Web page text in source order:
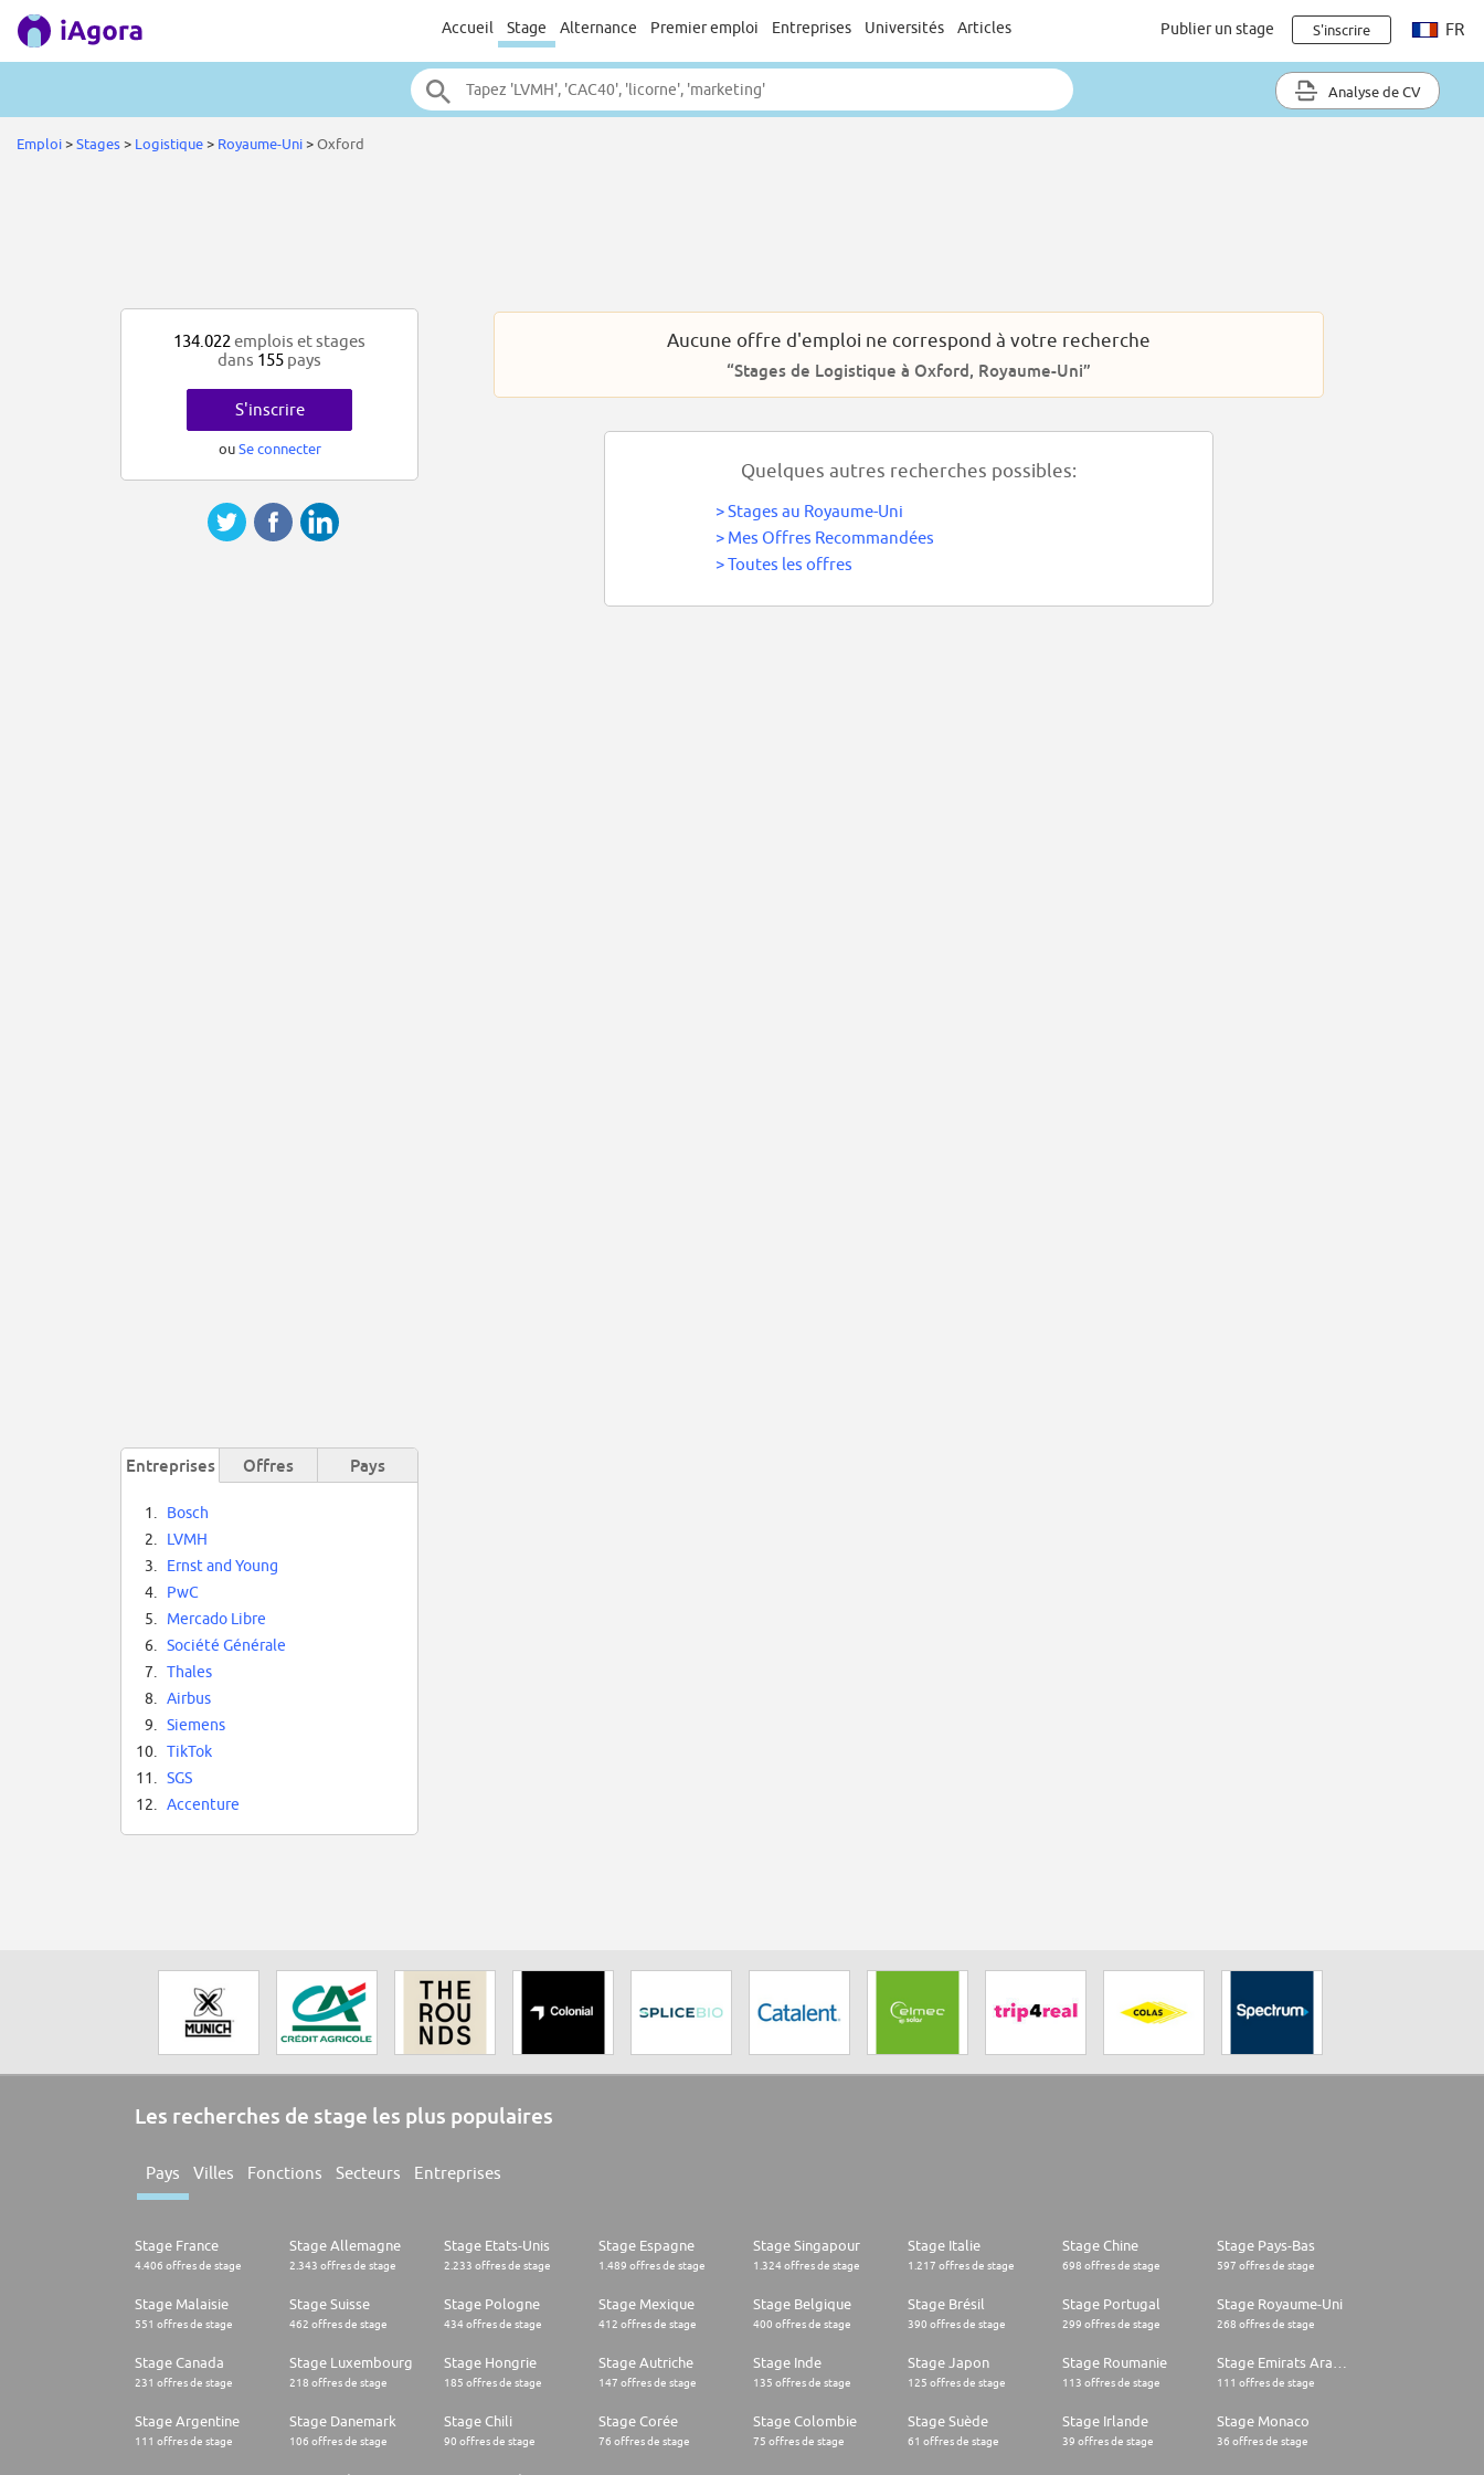
Accueil Stage Alternance Premier emploi Entreprises Universités Articles Publier un stage S'inscrire FR
Analyse de CV
Emploi>Stages> Logistique> Royaume-Uni>Oxford
Aucune offre d'emploi ne correspond à votre recherche
“Stages de Logistique à Oxford, Royaume-Uni”
Quelques autres recherches possibles:
>Stages au Royaume-Uni
> Mes Offres Recommandées
>Toutes les offres
134.022 emplois et stages
dans 155 pays
S'inscrire
ouSe connecter
Entreprises Offres Pays
1.
Bosch
2.
LVMH
3.
Ernst and Young
4.
PwC
5.
Mercado Libre
6.
Société Générale
7.
Thales
8.
Airbus
9.
Siemens
10.
TikTok
11.
SGS
12.
Accenture
Les recherches de stage les plus populaires
Pays Villes Fonctions Secteurs Entreprises
Stage France
4.406 offres de stage
Stage Allemagne
2.343 offres de stage
Stage Etats-Unis
2.233 offres de stage
Stage Espagne
1.489 offres de stage
Stage Singapour
1.324 offres de stage
Stage Italie
1.217 offres de stage
Stage Chine
698 offres de stage
Stage Pays-Bas
597 offres de stage
Stage Malaisie
551 offres de stage
Stage Suisse
462 offres de stage
Stage Pologne
434 offres de stage
Stage Mexique
412 offres de stage
Stage Belgique
400 offres de stage
Stage Brésil
390 offres de stage
Stage Portugal
299 offres de stage
Stage Royaume-Uni
268 offres de stage
Stage Canada
231 offres de stage
Stage Luxembourg
218 offres de stage
Stage Hongrie
185 offres de stage
Stage Autriche
147 offres de stage
Stage Inde
135 offres de stage
Stage Japon
125 offres de stage
Stage Roumanie
113 offres de stage 111 offres de stage
Stage Argentine
111 offres de stage
Stage Danemark
106 offres de stage
Stage Chili
90 offres de stage
Stage Corée
76 offres de stage
Stage Colombie
75 offres de stage
Stage Suède
61 offres de stage
Stage Irlande
39 offres de stage
Stage Monaco
36 offres de stage